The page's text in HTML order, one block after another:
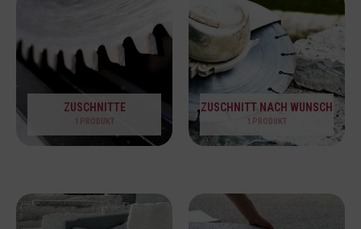
ZUSCHNITTE
1 PRODUKT
ZUSCHNITT NACH WUNSCH
1 PRODUKT